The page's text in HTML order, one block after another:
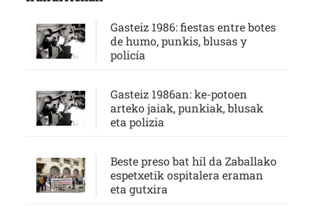
Gasteiz 1986: fiestas entre botes
de humo, punkis, blusas y
policía
Gasteiz 1986an: ke-potoen
arteko jaiak, punkiak, blusak
eta polizia
Beste preso bat hil da Zaballako
espetxetik ospitalera eraman
eta gutxira